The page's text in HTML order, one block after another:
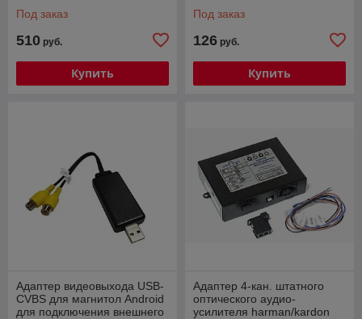
11-17 и др.)
Под заказ
510 руб.
Купить
Под заказ
126 руб.
Купить
Адаптер видеовыхода USB-
CVBS для магнитол Android
для подключения внешнего
Адаптер 4-кан. штатного
оптического аудио-
усилителя harman/kardon